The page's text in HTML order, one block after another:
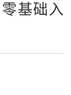
基础入